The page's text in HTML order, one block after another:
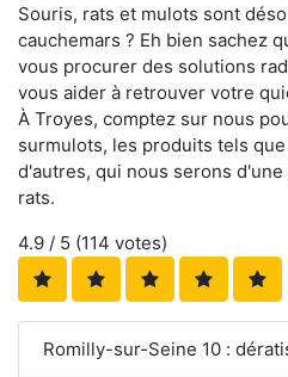
Souris, rats et mulots sont
cauchemars ? Eh bien sachez
vous procurer des solutions
vous aider à retrouver votre
À Troyes, comptez sur nous
surmulots, les produits tels
d'autres, qui nous serons
rats.
4.9 / 5 (114 votes)
Romilly-sur-Seine 10 :